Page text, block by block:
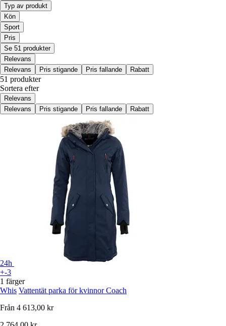
Typ av produkt
Kön
Sport
Pris
Se 51 produkter
Relevans
Relevans
Pris stigande Pris fallande Rabatt
51 produkter
Sortera efter
Relevans
Relevans
Pris stigande Pris fallande Rabatt
24h
+-3
1 färger
Whis Vattentät parka för kvinnor Coach
Från 4 613,00 kr